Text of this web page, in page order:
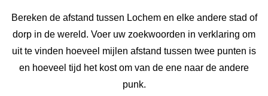
Bereken de afstand tussen Lochem en elke andere stad of
dorp in de wereld. Voer uw zoekwoorden in verklaring om
uit te vinden hoeveel mijlen afstand tussen twee punten is
en hoeveel tijd het kost om van de ene naar de andere
punk.